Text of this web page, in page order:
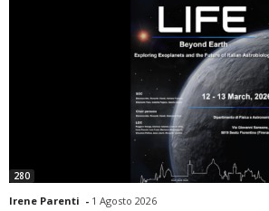
280
Irene Parenti - 1 Agosto 2026